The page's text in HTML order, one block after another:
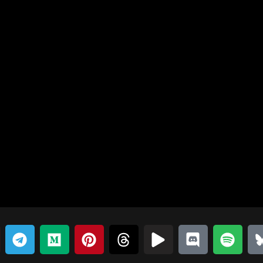
टे
ली
म
ध्य
पिं
ट
धा
गे
खे
ल
झ
ग
स्पॉ
टि